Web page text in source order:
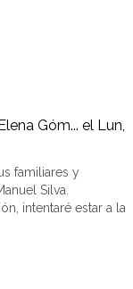
Góm... el Lun,
familiares y
Silva.
intentaré estar a la